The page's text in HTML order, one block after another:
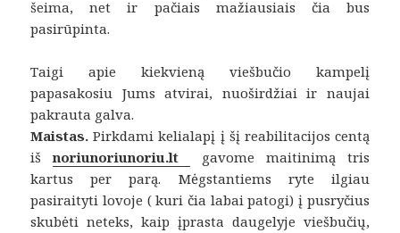
šeima, net ir pačiais mažiausiais čia bus
pasirūpinta.
Taigi apie kiekvieną viešbučio kampelį
papasakosiu Jums atvirai, nuoširdžiai ir naujai
pakrauta galva.
Maistas.Pirkdami kelialapį į šį reabilitacijos centą
išnoriunoriunoriu.lt
gavome maitinimą tris
kartus per parą. Mėgstantiems ryte ilgiau
pasiraityti lovoje ( kuri čia labai patogi) į pusryčius
skubėti neteks, kaip įprasta daugelyje viešbučių,